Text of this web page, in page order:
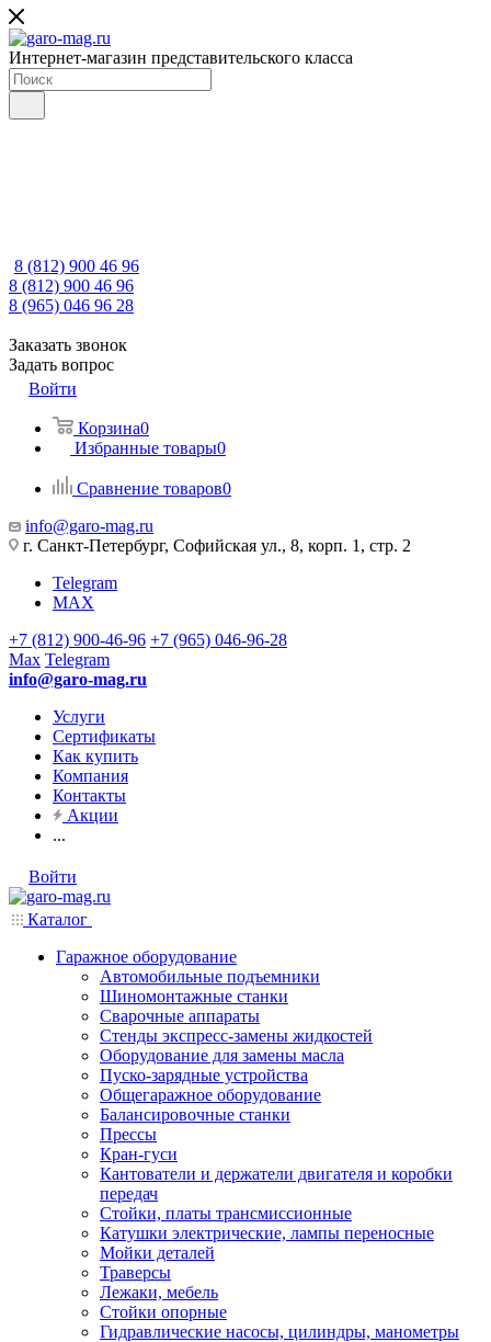
Интернет-магазин представительского класса
8 (812) 900 46 96
8 (812) 900 46 96
8 (965) 046 96 28
Заказать звонок
Задать вопрос
Войти
Корзина0
Избранные товары0
Сравнение товаров0
info@garo-mag.ru
г. Санкт-Петербург, Софийская ул., 8, корп. 1, стр. 2
Telegram
MAX
+7 (812) 900-46-96 +7 (965) 046-96-28
Max Telegram
info@garo-mag.ru
Услуги
Сертификаты
Как купить
Компания
Контакты
Акции
...
Войти
Каталог
Гаражное оборудование
Автомобильные подъемники
Шиномонтажные станки
Сварочные аппараты
Стенды экспресс-замены жидкостей
Оборудование для замены масла
Пуско-зарядные устройства
Общегаражное оборудование
Балансировочные станки
Прессы
Кран-гуси
Кантователи и держатели двигателя и коробки
передач
Стойки, платы трансмиссионные
Катушки электрические, лампы переносные
Мойки деталей
Траверсы
Лежаки, мебель
Стойки опорные
Гидравлические насосы, цилиндры, манометры